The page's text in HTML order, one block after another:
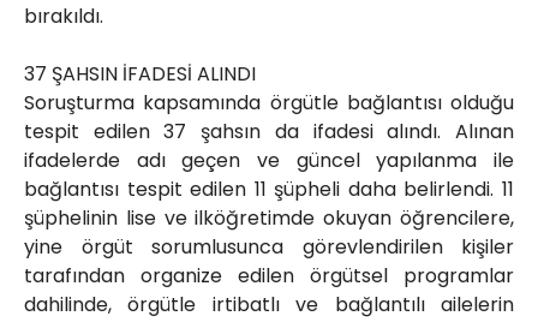
bırakıldı.
37 ŞAHSIN İFADESİ ALINDI
Soruşturma kapsamında örgütle bağlantısı olduğu
tespit edilen 37 şahsın da ifadesi alındı. Alınan
ifadelerde adı geçen ve güncel yapılanma ile
bağlantısı tespit edilen 11 şüpheli daha belirlendi. 11
şüphelinin lise ve ilköğretimde okuyan öğrencilere,
yine örgüt sorumlusunca görevlendirilen kişiler
tarafından organize edilen örgütsel programlar
dahilinde, örgütle irtibatlı ve bağlantılı ailelerin